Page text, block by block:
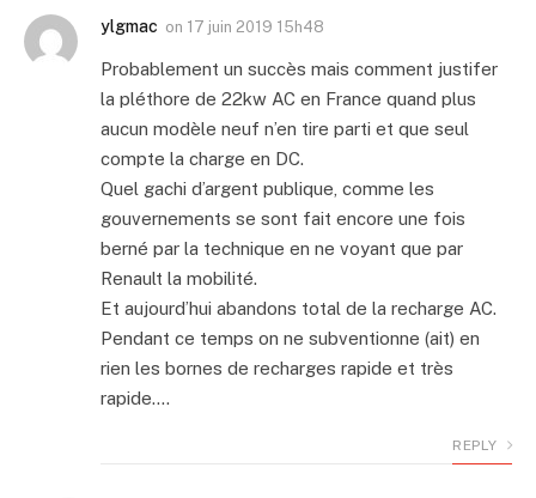
ylgmac on 17 juin 2019 15h48
Probablement un succès mais comment justifer
la pléthore de 22kw AC en France quand plus
aucun modèle neuf n’en tire parti et que seul
compte la charge en DC.
Quel gachi d’argent publique, comme les
gouvernements se sont fait encore une fois
berné par la technique en ne voyant que par
Renault la mobilité.
Et aujourd’hui abandons total de la recharge AC.
Pendant ce temps on ne subventionne (ait) en
rien les bornes de recharges rapide et très
rapide….
REPLY